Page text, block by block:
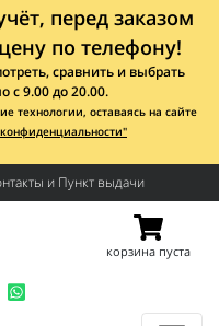
перед заказом
по телефону!
сравнить и выбрать
с 9.00 до 20.00.
технологии, оставаясь на сайте
и Пункт выдачи
корзина пуста